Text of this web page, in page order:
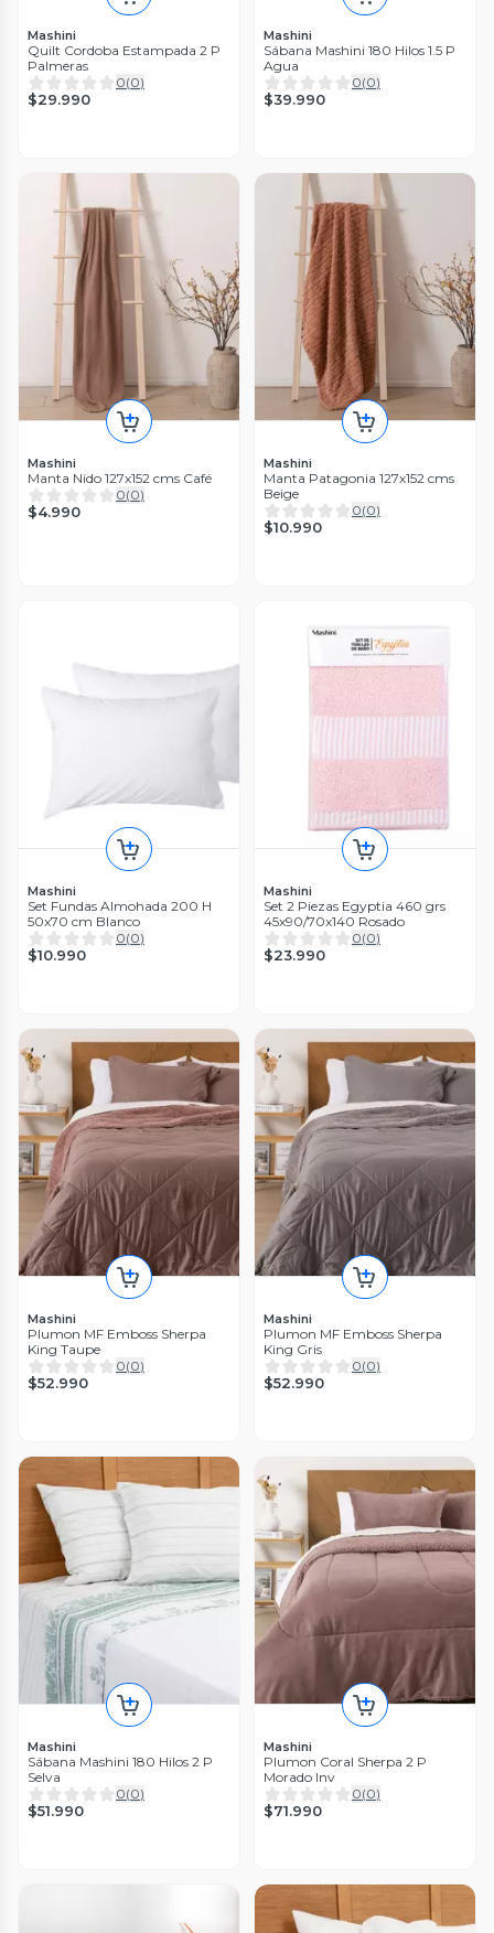
Mashini
Quilt Cordoba Estampada 2 P
Palmeras
0(0)
$29.990
Mashini
Sábana Mashini 180 Hilos 1.5 P
Agua
0(0)
$39.990
Mashini
Manta Nido 127x152 cms Café
0(0)
$4.990
Mashini
Manta Patagonia 127x152 cms
Beige
0(0)
$10.990
Mashini
Set Fundas Almohada 200 H
50x70 cm Blanco
0(0)
$10.990
Mashini
Set 2 Piezas Egyptia 460 grs
45x90/70x140 Rosado
0(0)
$23.990
Mashini
Plumon MF Emboss Sherpa
King Taupe
0(0)
$52.990
Mashini
Plumon MF Emboss Sherpa
King Gris
0(0)
$52.990
Mashini
Sábana Mashini 180 Hilos 2 P
Selva
0(0)
$51.990
Mashini
Plumon Coral Sherpa 2 P
Morado Inv
0(0)
$71.990